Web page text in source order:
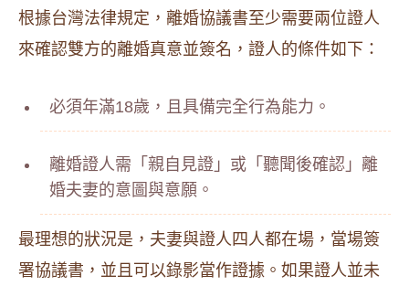
根據台灣法律規定，離婚協議書至少需要兩位證人
來確認雙方的離婚真意並簽名，證人的條件如下：
必須年滿18歲，且具備完全行為能力。
離婚證人需「親自見證」或「聽聞後確認」離
婚夫妻的意圖與意願。
最理想的狀況是，夫妻與證人四人都在場，當場簽
署協議書，並且可以錄影當作證據。如果證人並未